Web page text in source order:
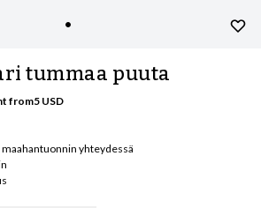
tummaa puuta
from5 USD
yhteydessä